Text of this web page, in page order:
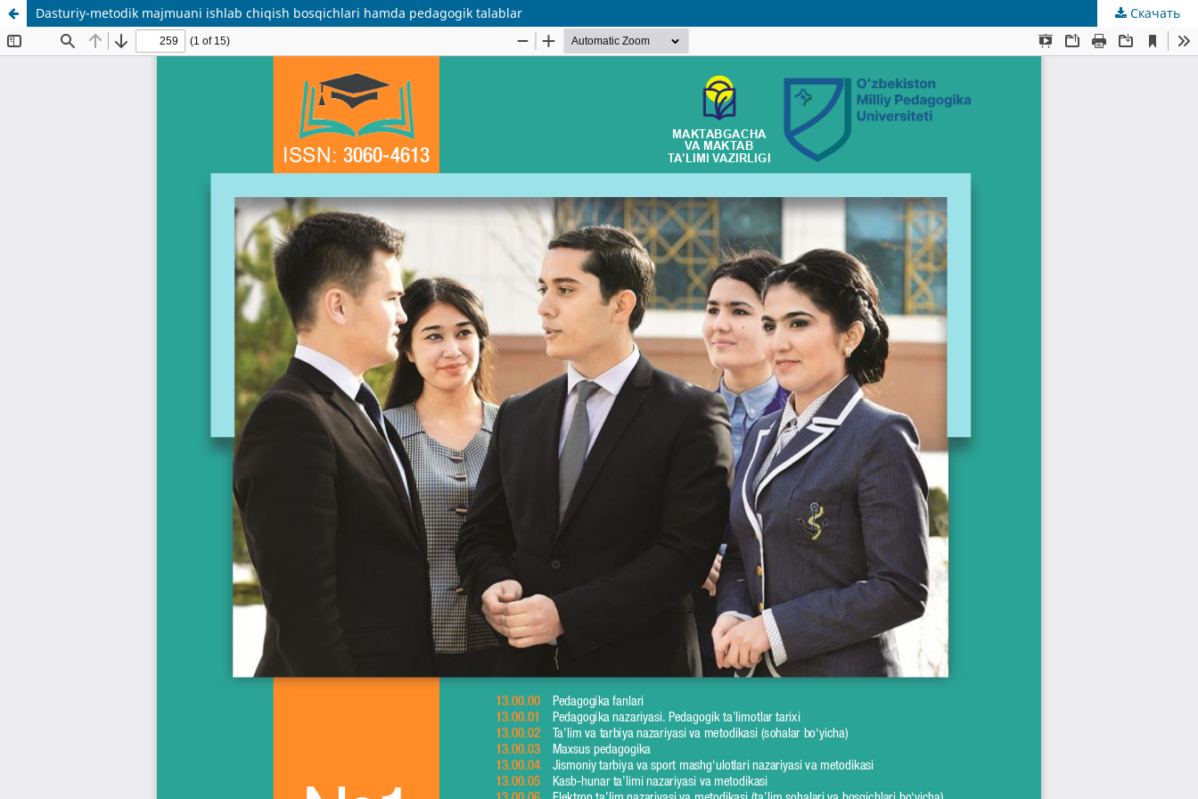
Dasturiy-metodik majmuani ishlab chiqish bosqichlari hamda pedagogik talablar Скачать